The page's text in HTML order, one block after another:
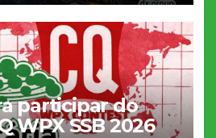
participar do
WPX SSB 2026